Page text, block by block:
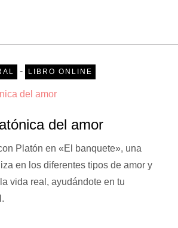
- LIBRO ONLINE
del amor
Platón en «El banquete», una
en los diferentes tipos de amor y
vida real, ayudándote en tu